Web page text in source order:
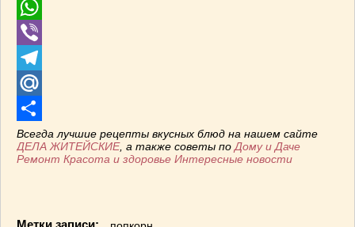
Odnoklassniki
WhatsApp
Viber
Telegram
Mail.Ru
Отправить
Всегда лучшие рецепты вкусных блюд на нашем сайте
ДЕЛА ЖИТЕЙСКИЕ, а также советы по Дому и Даче
Ремонт Красота и здоровье Интересные новости
Метки записи: